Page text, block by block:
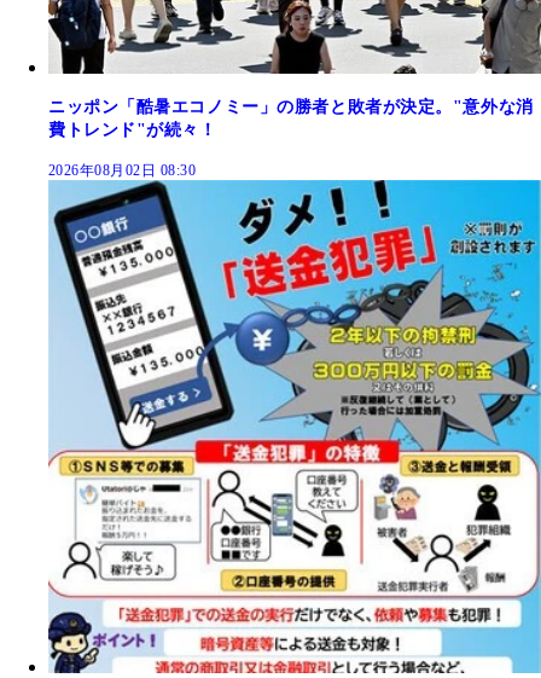
ニッポン「酷暑エコノミー」の勝者と敗者が決定。"意外な消
費トレンド"が続々！
2026年08月02日 08:30